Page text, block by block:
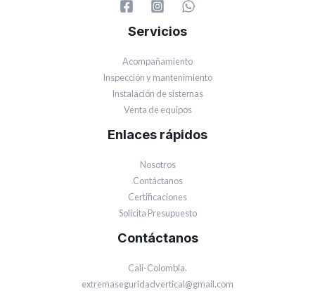
Servicios
Acompañamiento
Inspección y mantenimiento
Instalación de sistemas
Venta de equipos
Enlaces rápidos
Nosotros
Contáctanos
Certificaciones
Solicita Presupuesto
Contáctanos
Cali-Colombia.
extremaseguridadvertical@gmail.com